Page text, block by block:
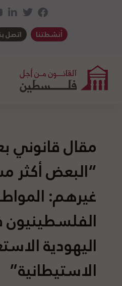
أنشطتنا اتصل
مقال قانوني
“البعض أكثر
غيرهم:
الفلسطينيون
اليهودية
الاستيطانية”